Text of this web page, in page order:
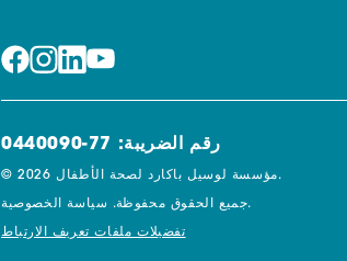
رقم الضريبة: 77-0440090
© 2026 مؤسسة لوسيل باكارد لصحة الأطفال.
جميع الحقوق محفوظة.سياسة الخصوصية.
تفضيلات ملفات تعريف الارتباط